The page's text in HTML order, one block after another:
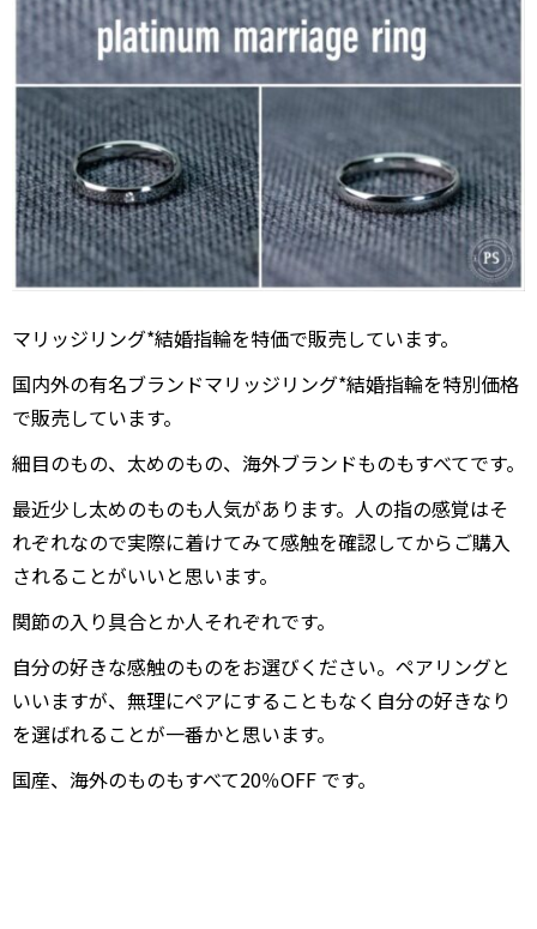
マリッジリング*結婚指輪を特価で販売しています。
国内外の有名ブランドマリッジリング*結婚指輪を特別価格
で販売しています。
細目のもの、太めのもの、海外ブランドものもすべてです。
最近少し太めのものも人気があります。人の指の感覚はそ
れぞれなので実際に着けてみて感触を確認してからご購入
されることがいいと思います。
関節の入り具合とか人それぞれです。
自分の好きな感触のものをお選びください。ペアリングと
いいますが、無理にペアにすることもなく自分の好きなり
を選ばれることが一番かと思います。
国産、海外のものもすべて20％OFF です。